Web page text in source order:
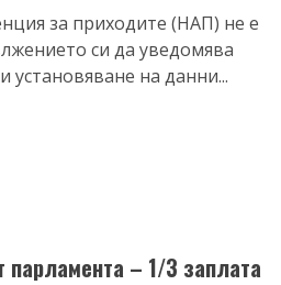
за приходите (НАП) не е
си да уведомява
установяване на данни...
парламента – 1/3 заплата